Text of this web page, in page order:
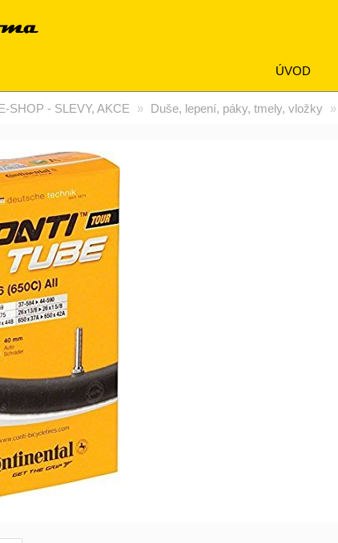
ÚVOD
SHOP - SLEVY, AKCE Duše, lepení, páky, tmely, vložky